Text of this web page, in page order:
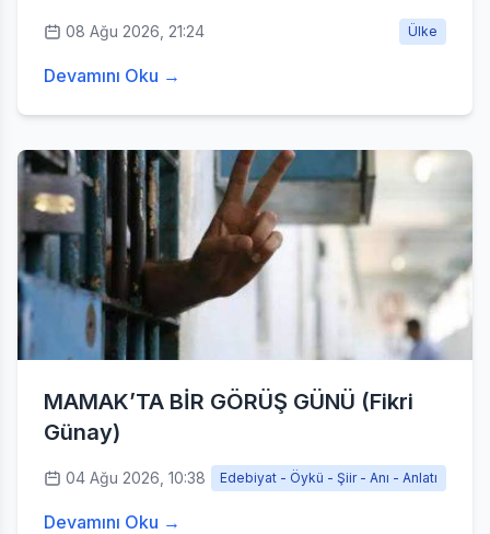
08 Ağu 2026, 21:24 Ülke
Devamını Oku →
MAMAK’TA BİR GÖRÜŞ GÜNÜ (Fikri
Günay)
04 Ağu 2026, 10:38 Edebiyat - Öykü - Şiir - Anı - Anlatı
Devamını Oku →